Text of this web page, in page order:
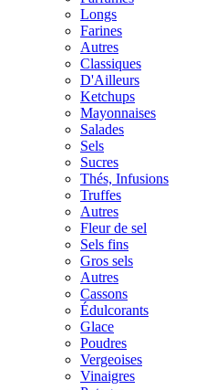
Longs
Farines
Autres
Classiques
D'Ailleurs
Ketchups
Mayonnaises
Salades
Sels
Sucres
Thés, Infusions
Truffes
Autres
Fleur de sel
Sels fins
Gros sels
Autres
Cassons
Édulcorants
Glace
Poudres
Vergeoises
Vinaigres